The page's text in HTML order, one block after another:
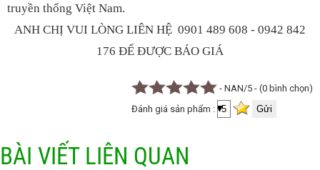
truyền thống Việt Nam.
ANH CHỊ VUI LÒNG LIÊN HỆ 0901 489 608 - 0942 842
176 ĐỂ ĐƯỢC BÁO GIÁ
- NAN/5 - (0 bình chọn)
Đánh giá sản phẩm :
BÀI VIẾT LIÊN QUAN